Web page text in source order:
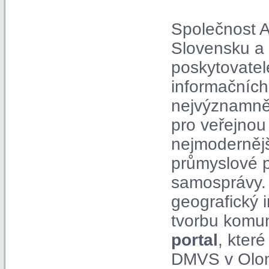
Společnost
Slovensku
pro
průmyslové
geografický
tvorbu
portal,
DMVS v